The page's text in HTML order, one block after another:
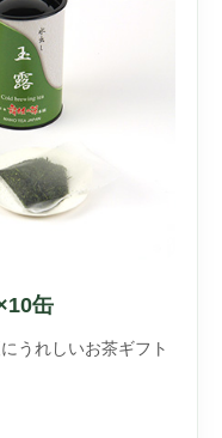
缶
うれしいお茶ギフト